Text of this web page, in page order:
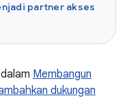
partner akses
Membangun
dukungan